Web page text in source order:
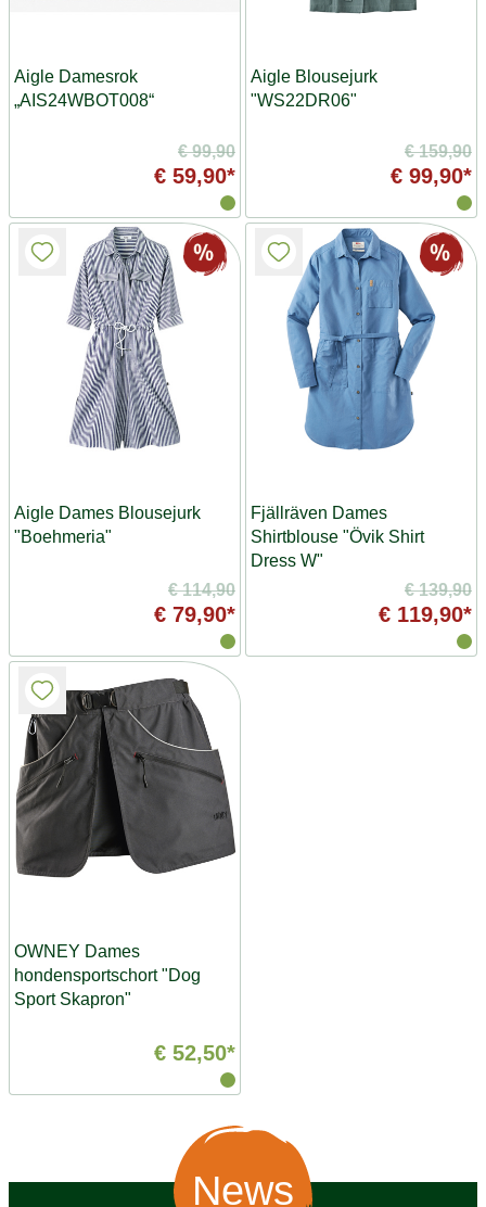
Aigle Damesrok
„AIS24WBOT008“
€ 99,90
€ 59,90*
Aigle Blousejurk
"WS22DR06"
€ 159,90
€ 99,90*
Aigle Dames Blousejurk
"Boehmeria"
€ 114,90
€ 79,90*
Fjällräven Dames
Shirtblouse "Övik Shirt
Dress W"
€ 139,90
€ 119,90*
OWNEY Dames
hondensportschort "Dog
Sport Skapron"
€ 52,50*
News